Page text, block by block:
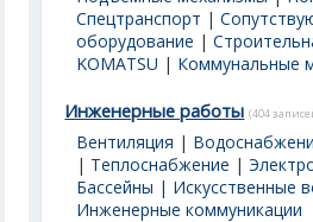
Спецтранспорт |
оборудование |
KOMATSU | Коммунальные
Инженерные работы (404
Вентиляция |
| Теплоснабжение |
Бассейны | Искусственные
Инженерные коммуникации